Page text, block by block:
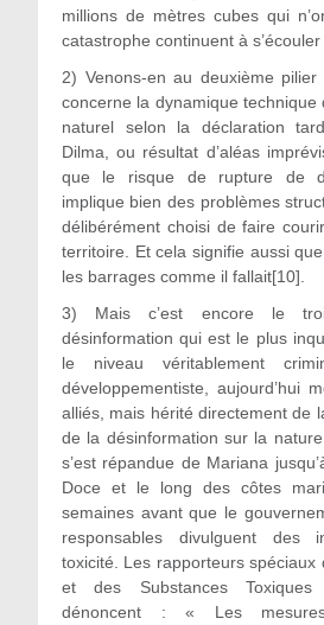
millions de mètres cubes qui
catastrophe continuent à
2) Venons-en au deuxième
concerne la dynamique technique
naturel selon la déclaration
Dilma, ou résultat d’aléas
que le risque de rupture de
implique bien des problèmes
délibérément choisi de faire
territoire. Et cela signifie aussi que
les barrages comme il fallait[10]
3) Mais c’est encore le
désinformation qui est le plus
le niveau véritablement
développementiste, aujourd’hui
alliés, mais hérité directement de
de la désinformation sur la
s’est répandue de Mariana
Doce et le long des côtes
semaines avant que le
responsables divulguent des
toxicité. Les rapporteurs spéciaux
et des Substances
dénoncent : « Les